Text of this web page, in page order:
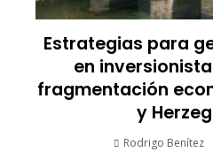
Estrategias para
en
fragmentación
y
Rodrigo Benítez